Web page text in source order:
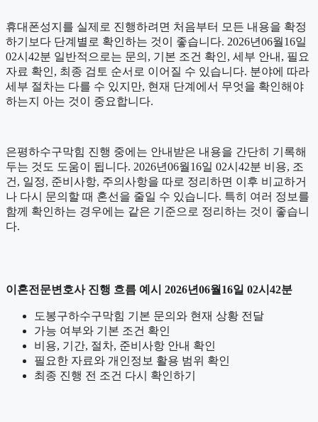
휴대폰성지를 실제로 진행하려면 처음부터 모든 내용을 확정
하기보다 단계별로 확인하는 것이 좋습니다. 2026년06월16일
02시42분 일반적으로는 문의, 기본 조건 확인, 세부 안내, 필요
자료 확인, 최종 검토 순서로 이어질 수 있습니다. 분야에 따라
세부 절차는 다를 수 있지만, 현재 단계에서 무엇을 확인해야
하는지 아는 것이 중요합니다.
은평하수구막힘 진행 중에는 안내받은 내용을 간단히 기록해
두는 것도 도움이 됩니다. 2026년06월16일 02시42분 비용, 조
건, 일정, 준비사항, 주의사항을 따로 정리하면 이후 비교하거
나 다시 문의할 때 혼선을 줄일 수 있습니다. 특히 여러 정보를
함께 확인하는 경우에는 같은 기준으로 정리하는 것이 좋습니
다.
이혼전문변호사 진행 흐름 예시 2026년06월16일 02시42분
도봉구하수구막힘 기본 문의와 현재 상황 전달
가능 여부와 기본 조건 확인
비용, 기간, 절차, 준비사항 안내 확인
필요한 자료와 개인정보 활용 범위 확인
최종 진행 전 조건 다시 확인하기